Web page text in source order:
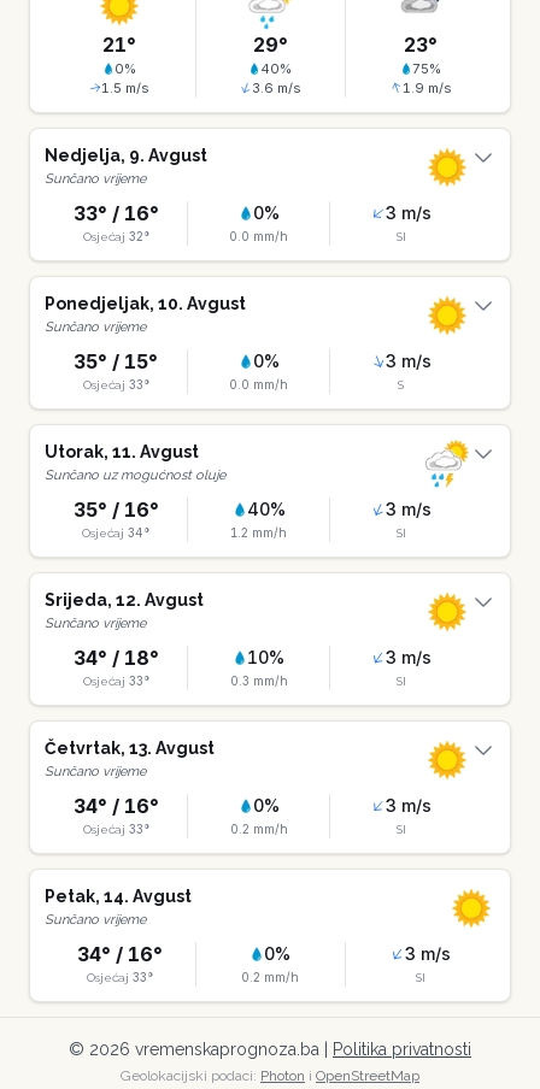
21°
0%
1.5 m/s
29°
40%
3.6 m/s
23°
75%
1.9 m/s
Nedjelja, 9. Avgust
Sunčano vrijeme
33° / 16°
Osjećaj 32°
0%
0.0 mm/h
3 m/s
SI
Ponedjeljak, 10. Avgust
Sunčano vrijeme
35° / 15°
Osjećaj 33°
0%
0.0 mm/h
3 m/s
S
Utorak, 11. Avgust
Sunčano uz mogućnost oluje
35° / 16°
Osjećaj 34°
40%
1.2 mm/h
3 m/s
SI
Srijeda, 12. Avgust
Sunčano vrijeme
34° / 18°
Osjećaj 33°
10%
0.3 mm/h
3 m/s
SI
Četvrtak, 13. Avgust
Sunčano vrijeme
34° / 16°
Osjećaj 33°
0%
0.2 mm/h
3 m/s
SI
Petak, 14. Avgust
Sunčano vrijeme
34° / 16°
Osjećaj 33°
0%
0.2 mm/h
3 m/s
SI
© 2026 vremenskaprognoza.ba | Politika privatnosti
Geolokacijski podaci: Photon i OpenStreetMap